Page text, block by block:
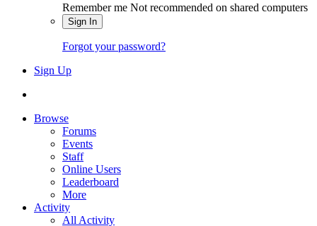
Remember me Not recommended on shared computers
Sign In
Forgot your password?
Sign Up
Browse
Forums
Events
Staff
Online Users
Leaderboard
More
Activity
All Activity